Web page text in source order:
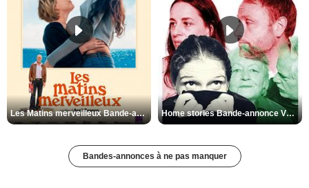
Les Matins merveilleux Bande-annonce VF Home stories Bande-annonce VO STFR
Bandes-annonces à ne pas manquer